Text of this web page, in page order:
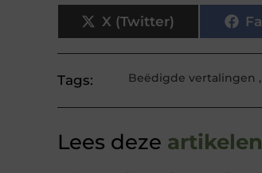
X (Twitter)
Tags: Beëdigde vertalingen ,
Lees deze artikelen